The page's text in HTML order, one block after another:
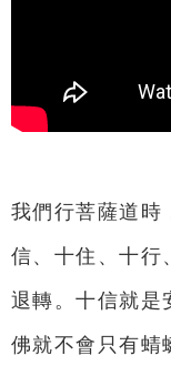
我們行菩薩道時
信、十住、十行
退轉。十信就是
佛就不會只有蜻